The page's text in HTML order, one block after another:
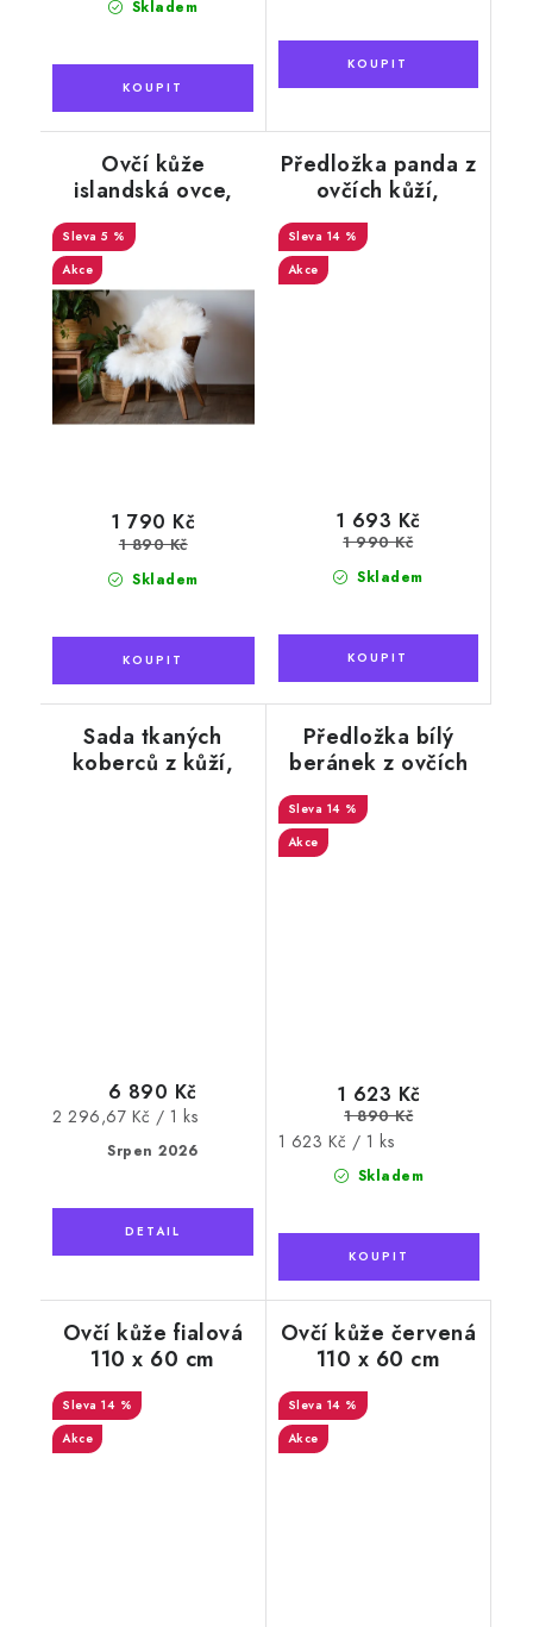
Skladem
Ovčí kůže
islandská ovce,
EXCLUSIVE 105 x
85 cm
5 %
Akce
Skladem
1 790 Kč
1 890 Kč
Předložka panda z
ovčích kůží,
bílá/tmavě hnědá
14 %
Akce
Skladem
1 693 Kč
1 990 Kč
Sada tkaných
koberců z kůží,
Srpen 2026
6 890 Kč
Měrná
2 296,67 Kč / 1 ks
Předložka bílý
beránek z ovčích
kůží
14 %
Akce
Skladem
1 623 Kč
1 890 Kč
Měrná
1 623 Kč / 1 ks
Ovčí kůže fialová
110 x 60 cm
14 %
Akce
Ovčí kůže červená
110 x 60 cm
14 %
Akce